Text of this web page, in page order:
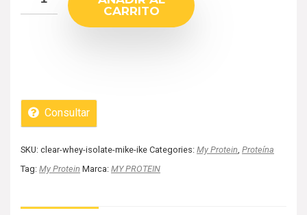
CARRITO
Consultar
SKU: clear-whey-isolate-mike-ike Categories: My Protein, Proteína
Tag: My Protein Marca: MY PROTEIN